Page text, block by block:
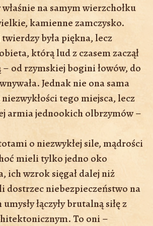
na samym wierzchołku
kamienne zamczysko.
była piękna, lecz
którą lud z czasem zaczął
– od rzymskiej bogini łowów, do
Jednak nie ona sama
niezwykłości tego miejsca, lecz
armia jednookich olbrzymów –
o niezwykłej sile, mądrości
mieli tylko jedno oko
ich wzrok sięgał dalej niż
dostrzec niebezpieczeństwo na
łączyły brutalną siłę z
To oni –